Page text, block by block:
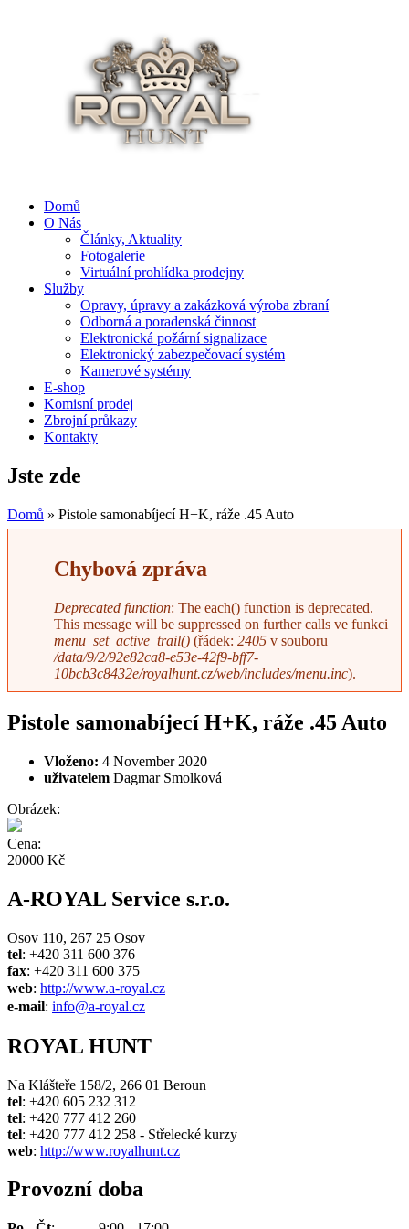
Domů
O Nás
Články, Aktuality
Fotogalerie
Virtuální prohlídka prodejny
Služby
Opravy, úpravy a zakázková výroba zbraní
Odborná a poradenská činnost
Elektronická požární signalizace
Elektronický zabezpečovací systém
Kamerové systémy
E-shop
Komisní prodej
Zbrojní průkazy
Kontakty
Jste zde
Domů » Pistole samonabíjecí H+K, ráže .45 Auto
Chybová zpráva
Deprecated function: The each() function is deprecated.
This message will be suppressed on further calls ve funkci
menu_set_active_trail() (řádek: 2405 v souboru
/data/9/2/92e82ca8-e53e-42f9-bff7-
10bcb3c8432e/royalhunt.cz/web/includes/menu.inc).
Pistole samonabíjecí H+K, ráže .45 Auto
Vloženo: 4 November 2020
uživatelem Dagmar Smolková
Obrázek:
Cena:
20000 Kč
A-ROYAL Service s.r.o.
Osov 110, 267 25 Osov
tel: +420 311 600 376
fax: +420 311 600 375
web: http://www.a-royal.cz
e-mail: info@a-royal.cz
ROYAL HUNT
Na Klášteře 158/2, 266 01 Beroun
tel: +420 605 232 312
tel: +420 777 412 260
tel: +420 777 412 258 - Střelecké kurzy
web: http://www.royalhunt.cz
Provozní doba